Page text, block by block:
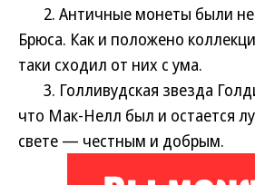
2. Античные монеты были не
Брюса. Как и положено
таки сходил от них с ума.
3. Голливудская звезда
что Мак-Нелл был и остается
свете — честным и добрым.